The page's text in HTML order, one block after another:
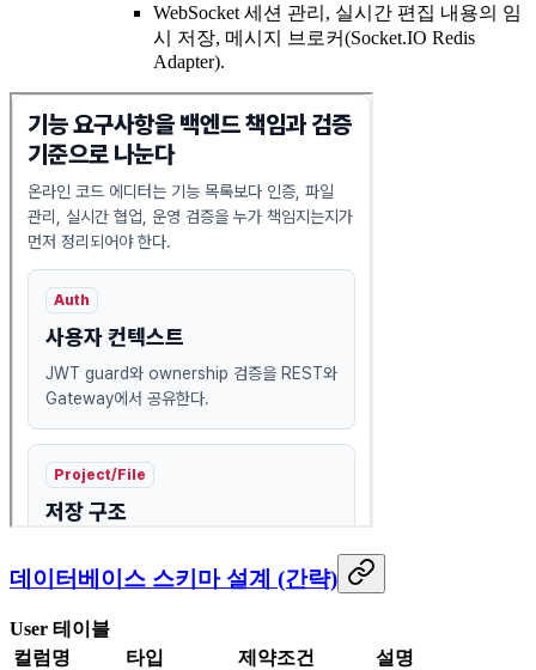
WebSocket 세션 관리, 실시간 편집 내용의 임
시 저장, 메시지 브로커(Socket.IO Redis
Adapter).
데이터베이스 스키마 설계 (간략)
User 테이블
컬럼명
타입 제약조건 설명